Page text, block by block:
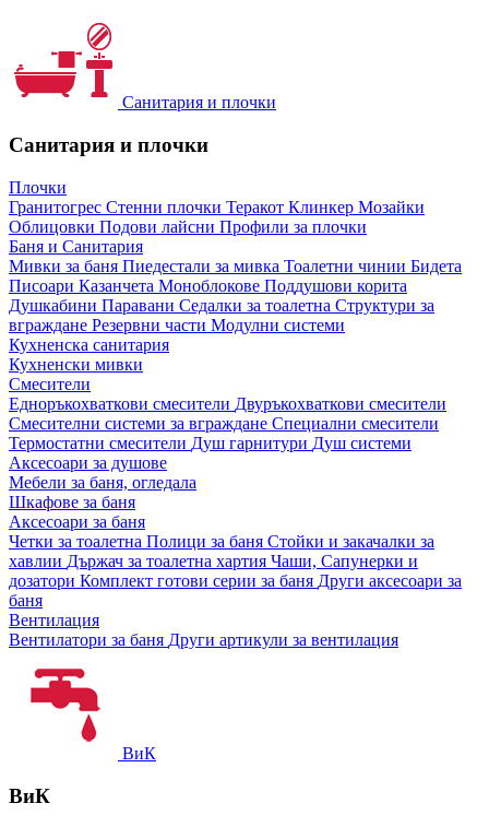
Санитария и плочки
Санитария и плочки
Плочки
Гранитогрес Стенни плочки Теракот Клинкер Мозайки
Облицовки Подови лайсни Профили за плочки
Баня и Санитария
Мивки за баня Пиедестали за мивка Тоалетни чинии Бидета
Писоари Казанчета Моноблокове Поддушови корита
Душкабини Паравани Седалки за тоалетна Структури за
вграждане Резервни части Модулни системи
Кухненска санитария
Кухненски мивки
Смесители
Едноръкохваткови смесители Двуръкохваткови смесители
Смесителни системи за вграждане Специални смесители
Термостатни смесители Душ гарнитури Душ системи
Аксесоари за душове
Мебели за баня, огледала
Шкафове за баня
Аксесоари за баня
Четки за тоалетна Полици за баня Стойки и закачалки за
хавлии Държач за тоалетна хартия Чаши, Сапунерки и
дозатори Комплект готови серии за баня Други аксесоари за
баня
Вентилация
Вентилатори за баня Други артикули за вентилация
ВиК
ВиК